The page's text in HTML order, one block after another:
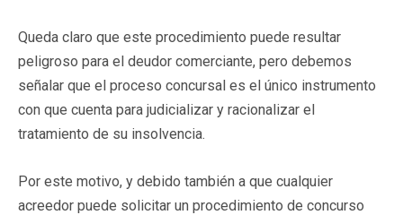
Queda claro que este procedimiento puede resultar
peligroso para el deudor comerciante, pero debemos
señalar que el proceso concursal es el único instrumento
con que cuenta para judicializar y racionalizar el
tratamiento de su insolvencia.
Por este motivo, y debido también a que cualquier
acreedor puede solicitar un procedimiento de concurso